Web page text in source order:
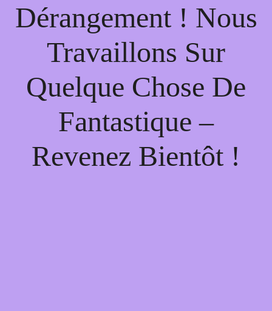
Dérangement ! Nous
Travaillons Sur
Quelque Chose De
Fantastique –
Revenez Bientôt !